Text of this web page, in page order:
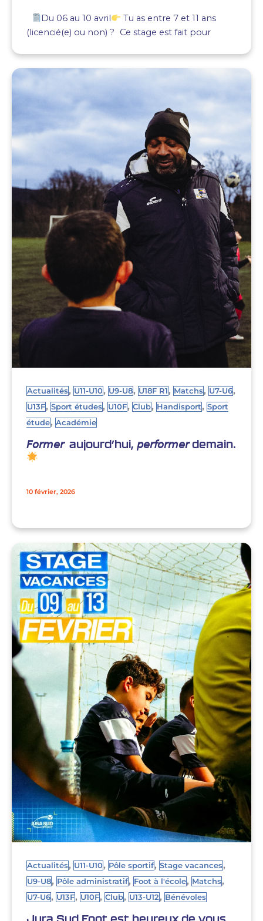
Du 06 au 10 avril
Tu as entre 7 et 11 ans
(licencié(e) ou non) ? Ce stage est fait pour
Actualités, U11-U10, U9-U8, U18F R1, Matchs, U7-U6,
U13F, Sport études, U10F, Club, Handisport, Sport
étude, Académie
𝘍𝘰𝘳𝘮𝘦𝘳 aujourd’hui, 𝘱𝘦𝘳𝘧𝘰𝘳𝘮𝘦𝘳 demain.
10 février, 2026
Actualités, U11-U10, Pôle sportif, Stage vacances,
U9-U8, Pôle administratif, Foot à l'école, Matchs,
U7-U6, U13F, U10F, Club, U13-U12, Bénévoles